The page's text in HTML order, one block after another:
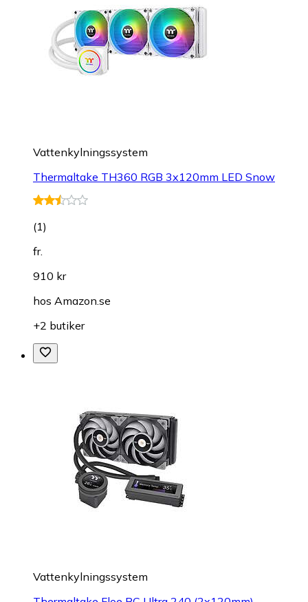
Vattenkylningssystem
Thermaltake TH360 RGB 3x120mm LED Snow
(1)
fr.
910 kr
hos Amazon.se
+2 butiker
Vattenkylningssystem